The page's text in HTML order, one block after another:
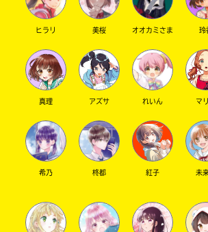
キーワードから探す
ヒラリ 美桜 オオカミさま 玲
真理 アズサ れいん マ
希乃 柊都 紅子 未